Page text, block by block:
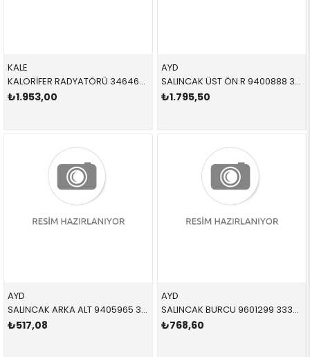
KALE
KALORİFER RADYATÖRÜ 346465 64111384725 64111384725 E34 1.8,2.0,2.4,2.5,3.0,3.5,M5,M20,M40 1982-1996
₺1.953,00
AYD
SALINCAK ÜST ÖN R 9400888 31121141718 31121141718 E39 M52,M54 SAĞ 1996-2004
₺1.795,50
AYD
SALINCAK ARKA ALT 9405965 33326768791 33326768791 E39,E38 SAĞ-SOL 1992-2003
₺517,08
AYD
SALINCAK BURCU 9601299 33321125665 33321125665 E28,E24,E23,E34,E32 ARKA-GÖZLÜK SAĞ-SOL 1981-1996
₺768,60